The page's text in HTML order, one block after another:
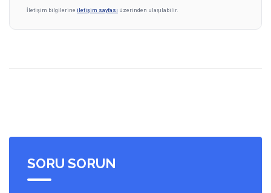
İletişim bilgilerine iletişim sayfası üzerinden ulaşılabilir.
SORU SORUN